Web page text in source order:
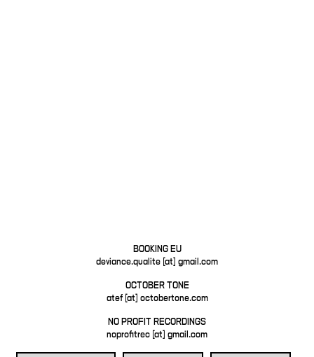
BOOKING EU
deviance.qualite [at] gmail.com
OCTOBER TONE
atef [at] octobertone.com
NO PROFIT RECORDINGS
noprofitrec [at] gmail.com